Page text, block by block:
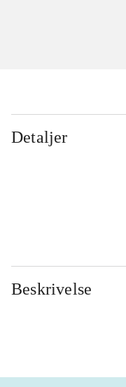
Detaljer
Beskrivelse